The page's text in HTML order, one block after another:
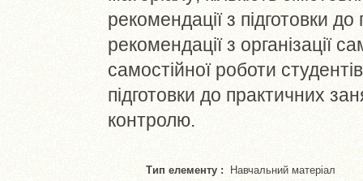
рекомендації з підготовки
рекомендації з організації
самостійної роботи
підготовки до практичних
контролю.
Тип елементу :
Навчальний матеріал